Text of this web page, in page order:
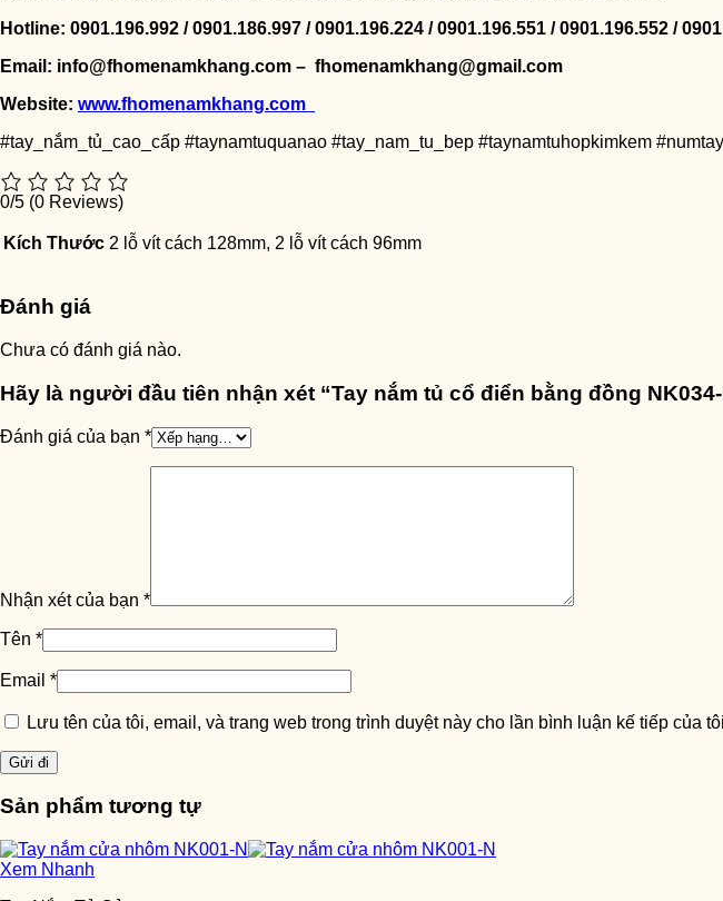
Hotline: 0901.196.992 / 0901.186.997 / 0901.196.224 / 0901.196.551 / 0901.196.552 /
Email: info@fhomenamkhang.com – fhomenamkhang@gmail.com
Website: www.fhomenamkhang.com
#tay_nắm_tủ_cao_cấp #taynamtuquanao #tay_nam_tu_bep #taynamtuhopkimkem
0/5 (0 Reviews)
Kích Thước 2 lỗ vít cách 128mm, 2 lỗ vít cách 96mm
Đánh giá
Chưa có đánh giá nào.
Hãy là người đầu tiên nhận xét “Tay nắm tủ cổ điển bằng đồng NK034-
Đánh giá của bạn *
Nhận xét của bạn *
Tên *
Email *
Lưu tên của tôi, email, và trang web trong trình duyệt này cho lần bình luận kế tiếp của
Sản phẩm tương tự
Xem Nhanh